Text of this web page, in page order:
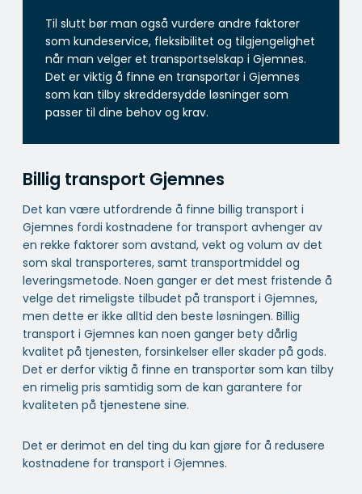
Til slutt bør man også vurdere andre faktorer
som kundeservice, fleksibilitet og tilgjengelighet
når man velger et transportselskap i Gjemnes.
Det er viktig å finne en transportør i Gjemnes
som kan tilby skreddersydde løsninger som
passer til dine behov og krav.
Billig transport Gjemnes
Det kan være utfordrende å finne billig transport i
Gjemnes fordi kostnadene for transport avhenger av
en rekke faktorer som avstand, vekt og volum av det
som skal transporteres, samt transportmiddel og
leveringsmetode. Noen ganger er det mest fristende å
velge det rimeligste tilbudet på transport i Gjemnes,
men dette er ikke alltid den beste løsningen. Billig
transport i Gjemnes kan noen ganger bety dårlig
kvalitet på tjenesten, forsinkelser eller skader på gods.
Det er derfor viktig å finne en transportør som kan tilby
en rimelig pris samtidig som de kan garantere for
kvaliteten på tjenestene sine.
Det er derimot en del ting du kan gjøre for å redusere
kostnadene for transport i Gjemnes.